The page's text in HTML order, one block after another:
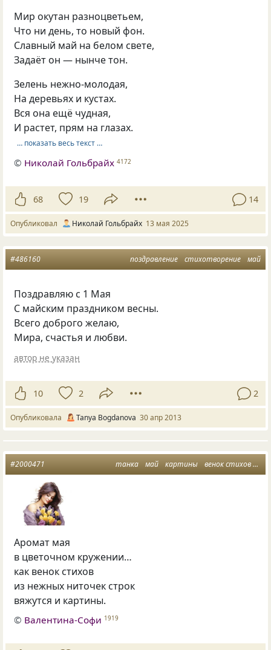
Мир окутан разноцветьем,
Что ни день, то новый фон.
Славный май на белом свете,
Задаёт он — нынче тон.
Зелень нежно-молодая,
На деревьях и кустах.
Вся она ещё чудная,
И растет, прям на глазах.
… показать весь текст …
© Николай Гольбрайх 4172
68 19 14
Опубликовал Николай Гольбрайх 13 мая 2025
поздравление стихотворение май
#486160
Поздравляю с 1 Мая
С майским праздником весны.
Всего доброго желаю,
Мира, счастья и любви.
автор не указан
10 2 2
Опубликовала Tanya Bogdanova 30 апр 2013
танка май картины венок стихов
#2000471
Аромат мая
в цветочном кружении…
как венок стихов
из нежных ниточек строк
вяжутся и картины.
© Валентина-Софи 1919